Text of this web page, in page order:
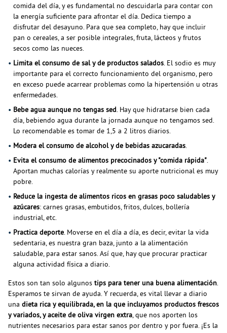
comida del día, y es fundamental no descuidarla para contar con
la energía suficiente para afrontar el día. Dedica tiempo a
disfrutar del desayuno. Para que sea completo, hay que incluir
pan o cereales, a ser posible integrales, fruta, lácteos y frutos
secos como las nueces.
Limita el consumo de sal y de productos salados. El sodio es muy
importante para el correcto funcionamiento del organismo, pero
en exceso puede acarrear problemas como la hipertensión u otras
enfermedades.
Bebe agua aunque no tengas sed. Hay que hidratarse bien cada
día, bebiendo agua durante la jornada aunque no tengamos sed.
Lo recomendable es tomar de 1,5 a 2 litros diarios.
Modera el consumo de alcohol y de bebidas azucaradas.
Evita el consumo de alimentos precocinados y "comida rápida".
Aportan muchas calorías y realmente su aporte nutricional es muy
pobre.
Reduce la ingesta de alimentos ricos en grasas poco saludables y
azúcares: carnes grasas, embutidos, fritos, dulces, bollería
industrial, etc.
Practica deporte. Moverse en el día a día, es decir, evitar la vida
sedentaria, es nuestra gran baza, junto a la alimentación
saludable, para estar sanos. Así que, hay que procurar practicar
alguna actividad física a diario.
Estos son tan solo algunos tips para tener una buena alimentación.
Esperamos te sirvan de ayuda. Y recuerda, es vital llevar a diario
una dieta rica y equilibrada, en la que incluyamos productos frescos
y variados, y aceite de oliva virgen extra, que nos aporten los
nutrientes necesarios para estar sanos por dentro y por fuera. ¡Es la